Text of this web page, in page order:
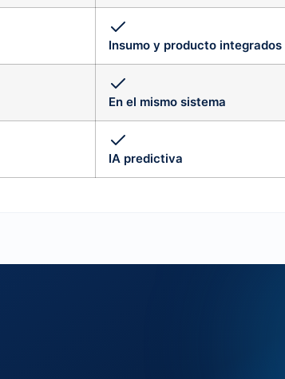
Insumo y producto integrados
En el mismo sistema
IA predictiva